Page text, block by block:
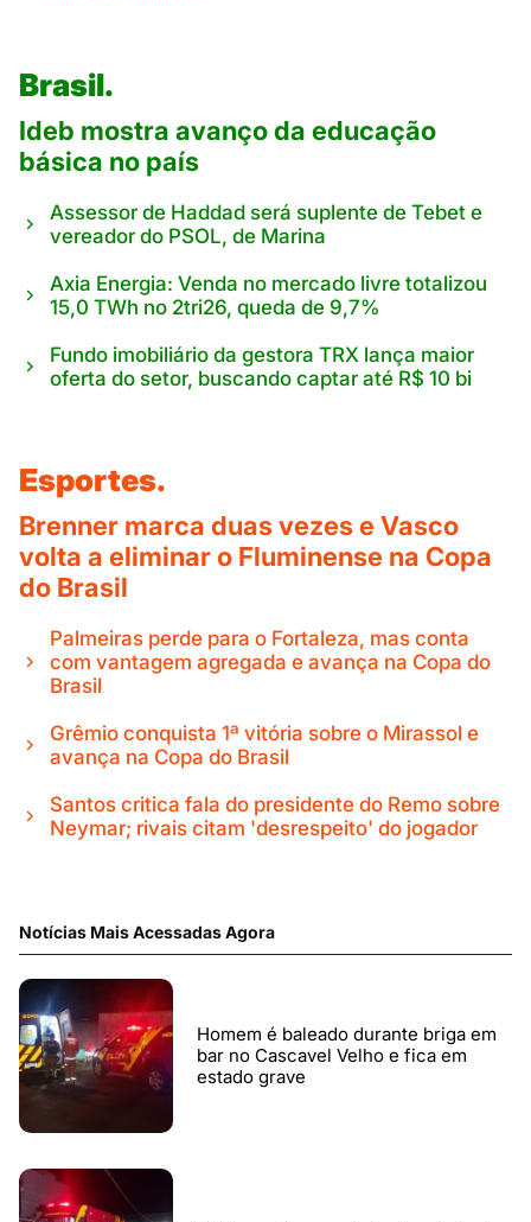
Brasil.
Ideb mostra avanço da educação
básica no país
Assessor de Haddad será suplente de Tebet e
vereador do PSOL, de Marina
Axia Energia: Venda no mercado livre totalizou
15,0 TWh no 2tri26, queda de 9,7%
Fundo imobiliário da gestora TRX lança maior
oferta do setor, buscando captar até R$ 10 bi
Esportes.
Brenner marca duas vezes e Vasco
volta a eliminar o Fluminense na Copa
do Brasil
Palmeiras perde para o Fortaleza, mas conta
com vantagem agregada e avança na Copa do
Brasil
Grêmio conquista 1ª vitória sobre o Mirassol e
avança na Copa do Brasil
Santos critica fala do presidente do Remo sobre
Neymar; rivais citam 'desrespeito' do jogador
Notícias Mais Acessadas Agora
Homem é baleado durante briga em
bar no Cascavel Velho e fica em
estado grave